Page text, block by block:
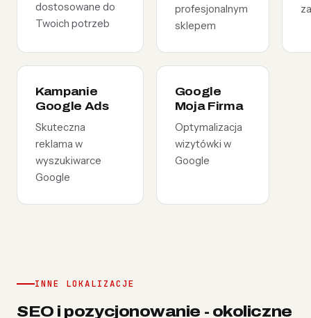
dostosowane do
Twoich potrzeb
profesjonalnym
sklepem
Kampanie
Google Ads
Skuteczna
reklama w
wyszukiwarce
Google
Google
Moja Firma
Optymalizacja
wizytówki w
Google
INNE LOKALIZACJE
SEO i pozycjonowanie - okoliczne